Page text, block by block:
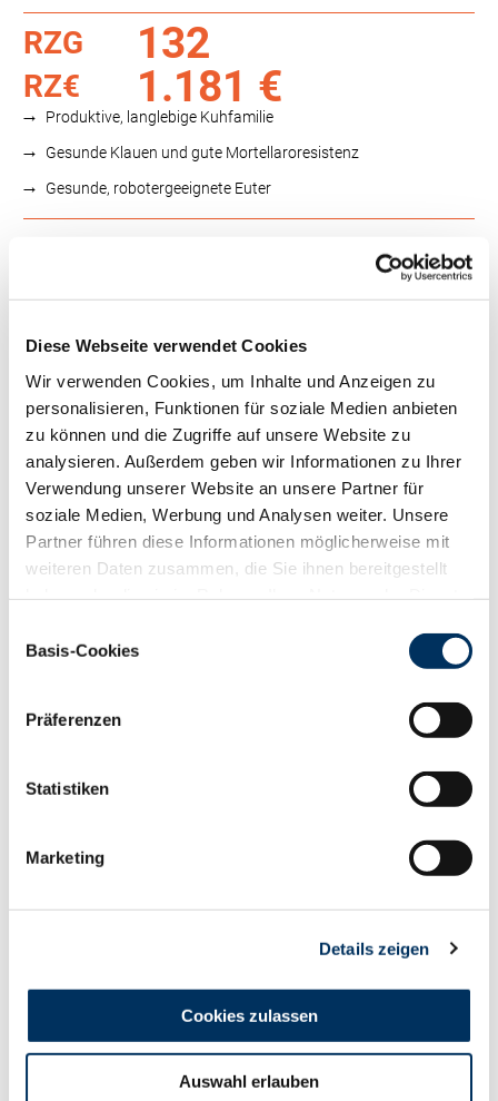
Diese Webseite verwendet Cookies
Wir verwenden Cookies, um Inhalte und Anzeigen zu
personalisieren, Funktionen für soziale Medien anbieten
zu können und die Zugriffe auf unsere Website zu
analysieren. Außerdem geben wir Informationen zu Ihrer
Verwendung unserer Website an unsere Partner für
soziale Medien, Werbung und Analysen weiter. Unsere
Partner führen diese Informationen möglicherweise mit
weiteren Daten zusammen, die Sie ihnen bereitgestellt
Cookies, wenn Sie unsere Webseite weiterhin nutzen.
Basis-Cookies
Präferenzen
Statistiken
Marketing
Details zeigen
Cookies zulassen
Auswahl erlauben
RZG 132
RZ€ 1.181 €
Produktive, langlebige Kuhfamilie
Gesunde Klauen und gute Mortellaroresistenz
Gesunde, robotergeeignete Euter
88 100 112 124
RZS
RZR
RZKd
106
RZKm
RZÖko
121
Gesundheit
88 100 112 124
RZGesund
117
RZEuterfit
RZKlaue
117
RZRepro
111
RZ
Kälberfit 105
115
Tö./Betr.
308/92
Fett %
-0.09
+10
115
RZE 125